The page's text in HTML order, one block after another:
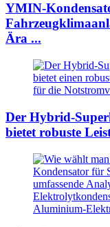
YMIN-
Ära ...
Der Hybrid-
bietet robuste